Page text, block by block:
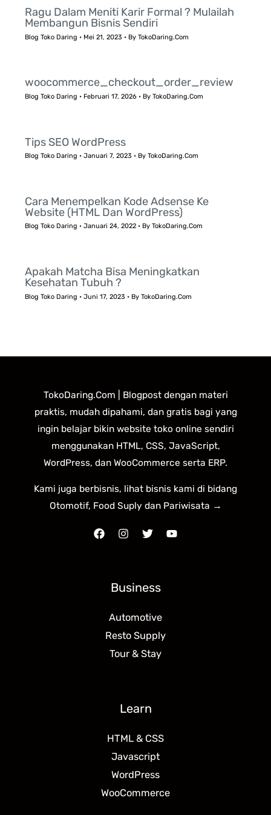
Ragu Dalam Meniti Karir Formal ? Mulailah
Membangun Bisnis Sendiri
Blog Toko Daring • Mei 21, 2023 • ByTokoDaring.Com
woocommerce_checkout_order_review
Blog Toko Daring • Februari 17, 2026 • ByTokoDaring.Com
Tips SEO WordPress
Blog Toko Daring •Januari 7, 2023 • ByTokoDaring.Com
Cara Menempelkan Kode Adsense Ke
Website (HTML Dan WordPress)
Blog Toko Daring •Januari 24, 2022 • ByTokoDaring.Com
Apakah Matcha Bisa Meningkatkan
Kesehatan Tubuh ?
Blog Toko Daring •Juni 17, 2023 • ByTokoDaring.Com
TokoDaring.Com | Blogpost dengan materi
praktis, mudah dipahami, dan gratis bagi yang
ingin belajar bikin website toko online sendiri
menggunakan HTML, CSS, JavaScript,
WordPress, dan WooCommerce serta ERP.
Kami juga berbisnis, lihat bisnis kami di bidang
Otomotif, Food Suply dan Pariwisata →
Business
Automotive
Resto Supply
Tour & Stay
Learn
HTML & CSS
Javascript
WordPress
WooCommerce